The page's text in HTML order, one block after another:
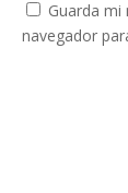
Guarda
navegador